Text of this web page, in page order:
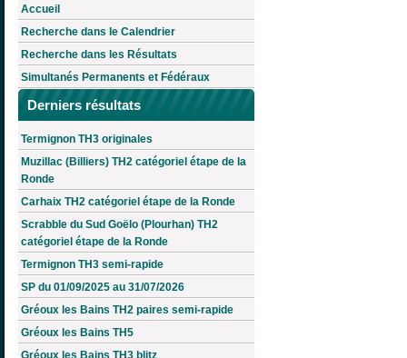
Accueil
Recherche dans le Calendrier
Recherche dans les Résultats
Simultanés Permanents et Fédéraux
Derniers résultats
Termignon TH3 originales
Muzillac (Billiers) TH2 catégoriel étape de la
Ronde
Carhaix TH2 catégoriel étape de la Ronde
Scrabble du Sud Goëlo (Plourhan) TH2
catégoriel étape de la Ronde
Termignon TH3 semi-rapide
SP du 01/09/2025 au 31/07/2026
Gréoux les Bains TH2 paires semi-rapide
Gréoux les Bains TH5
Gréoux les Bains TH3 blitz